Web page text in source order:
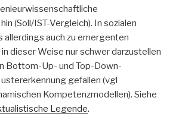
(Soll/IST-Vergleich). In sozialen
allerdings auch zu emergenten
in dieser Weise nur schwer darzustellen
Bottom-Up- und Top-Down-
gefallen (vgl
Kompetenzmodellen). Siehe
Legende.